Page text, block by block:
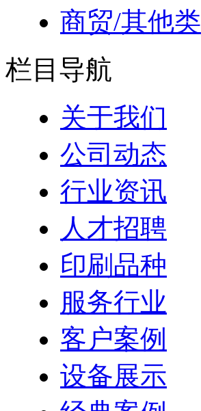
商贸/其他类
栏目导航
关于我们
公司动态
行业资讯
人才招聘
印刷品种
服务行业
客户案例
设备展示